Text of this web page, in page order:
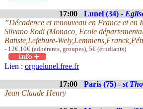
17:00 Lunel (34) -
”Décadence et renouveau en France et en
Silvano Rodi (Monaco, Ecole
Batiste,Lefebure-
- 12€,10€ (adhérents, groupes), 5€ (étudiants)
Lien : orguelunel.free.fr
17:00 Paris (75) - st
Jean Claude Henry